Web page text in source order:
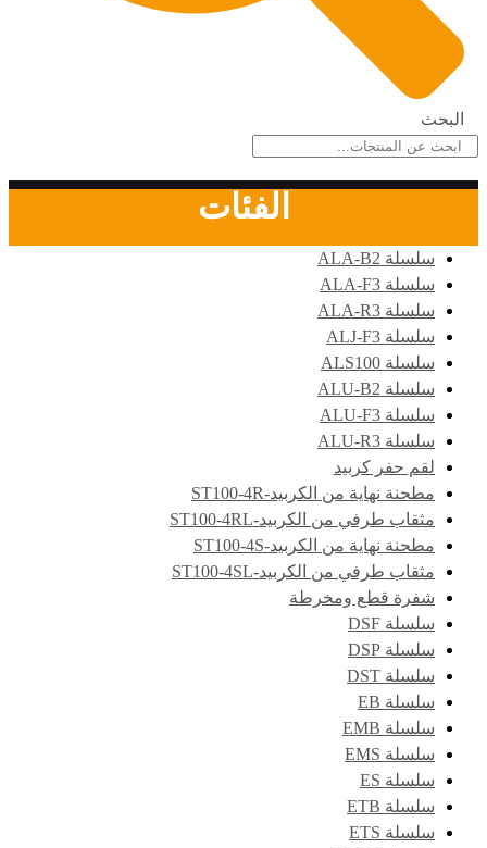
البحث
الفئات
سلسلة ALA-B2
سلسلة ALA-F3
سلسلة ALA-R3
سلسلة ALJ-F3
سلسلة ALS100
سلسلة ALU-B2
سلسلة ALU-F3
سلسلة ALU-R3
لقم حفر كربيد
مطحنة نهاية من الكربيد-ST100-4R
مثقاب طرفي من الكربيد-ST100-4RL
مطحنة نهاية من الكربيد-ST100-4S
مثقاب طرفي من الكربيد-ST100-4SL
شفرة قطع ومخرطة
سلسلة DSF
سلسلة DSP
سلسلة DST
سلسلة EB
سلسلة EMB
سلسلة EMS
سلسلة ES
سلسلة ETB
سلسلة ETS